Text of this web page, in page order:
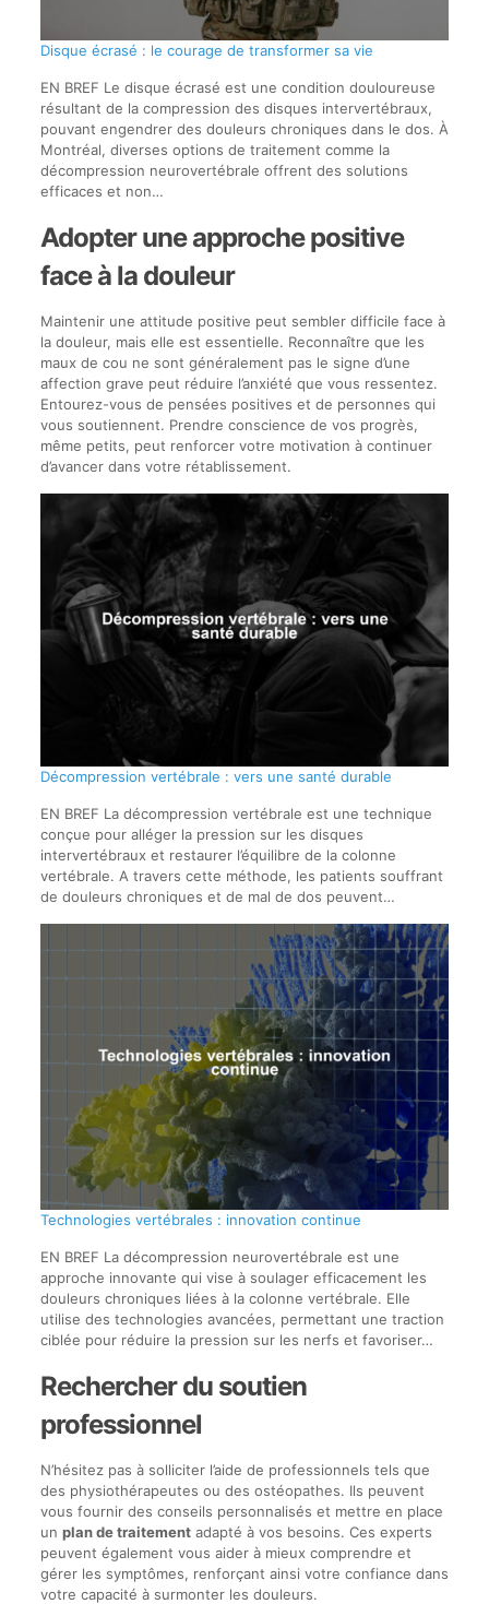
Disque écrasé : le courage de transformer sa vie
EN BREF Le disque écrasé est une condition douloureuse
résultant de la compression des disques intervertébraux,
pouvant engendrer des douleurs chroniques dans le dos. À
Montréal, diverses options de traitement comme la
décompression neurovertébrale offrent des solutions
efficaces et non…
Adopter une approche positive
face à la douleur
Maintenir une attitude positive peut sembler difficile face à
la douleur, mais elle est essentielle. Reconnaître que les
maux de cou ne sont généralement pas le signe d’une
affection grave peut réduire l’anxiété que vous ressentez.
Entourez-vous de pensées positives et de personnes qui
vous soutiennent. Prendre conscience de vos progrès,
même petits, peut renforcer votre motivation à continuer
d’avancer dans votre rétablissement.
Décompression vertébrale : vers une santé durable
EN BREF La décompression vertébrale est une technique
conçue pour alléger la pression sur les disques
intervertébraux et restaurer l’équilibre de la colonne
vertébrale. A travers cette méthode, les patients souffrant
de douleurs chroniques et de mal de dos peuvent…
Technologies vertébrales : innovation continue
EN BREF La décompression neurovertébrale est une
approche innovante qui vise à soulager efficacement les
douleurs chroniques liées à la colonne vertébrale. Elle
utilise des technologies avancées, permettant une traction
ciblée pour réduire la pression sur les nerfs et favoriser…
Rechercher du soutien
professionnel
N’hésitez pas à solliciter l’aide de professionnels tels que
des physiothérapeutes ou des ostéopathes. Ils peuvent
vous fournir des conseils personnalisés et mettre en place
un plan de traitementadapté à vos besoins. Ces experts
peuvent également vous aider à mieux comprendre et
gérer les symptômes, renforçant ainsi votre confiance dans
votre capacité à surmonter les douleurs.